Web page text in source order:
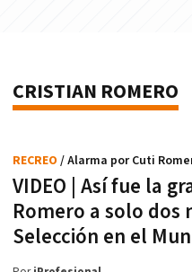
CRISTIAN ROMERO
VIDEO | Así fue la
Romero a solo dos
Selección en el
RECREO / Alarma por Cuti